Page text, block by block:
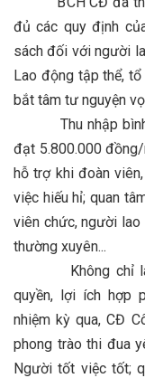
đủ các quy định
sách đối với người
Lao động tập thể,
bắt tâm tư nguyện
Thu nhập bình
đạt 5.800.000
hỗ trợ khi đoàn
việc hiếu hỉ; quan
viên chức, người
thường xuyên...
Không chỉ làm
quyền, lợi ích hợp
nhiệm kỳ qua, CĐ
phong trào thi đua
Người tốt việc tốt;